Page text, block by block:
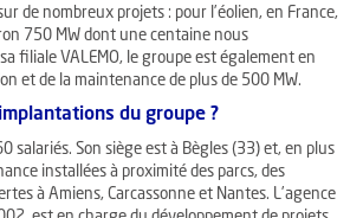
de nombreux projets : pour l’éolien, en France,
750 MW dont une centaine nous
filiale VALEMO, le groupe est également en
et de la maintenance de plus de 500 MW.
du groupe ?
salariés. Son siège est à Bègles (33) et, en plus
installées à proximité des parcs, des
à Amiens, Carcassonne et Nantes. L’agence